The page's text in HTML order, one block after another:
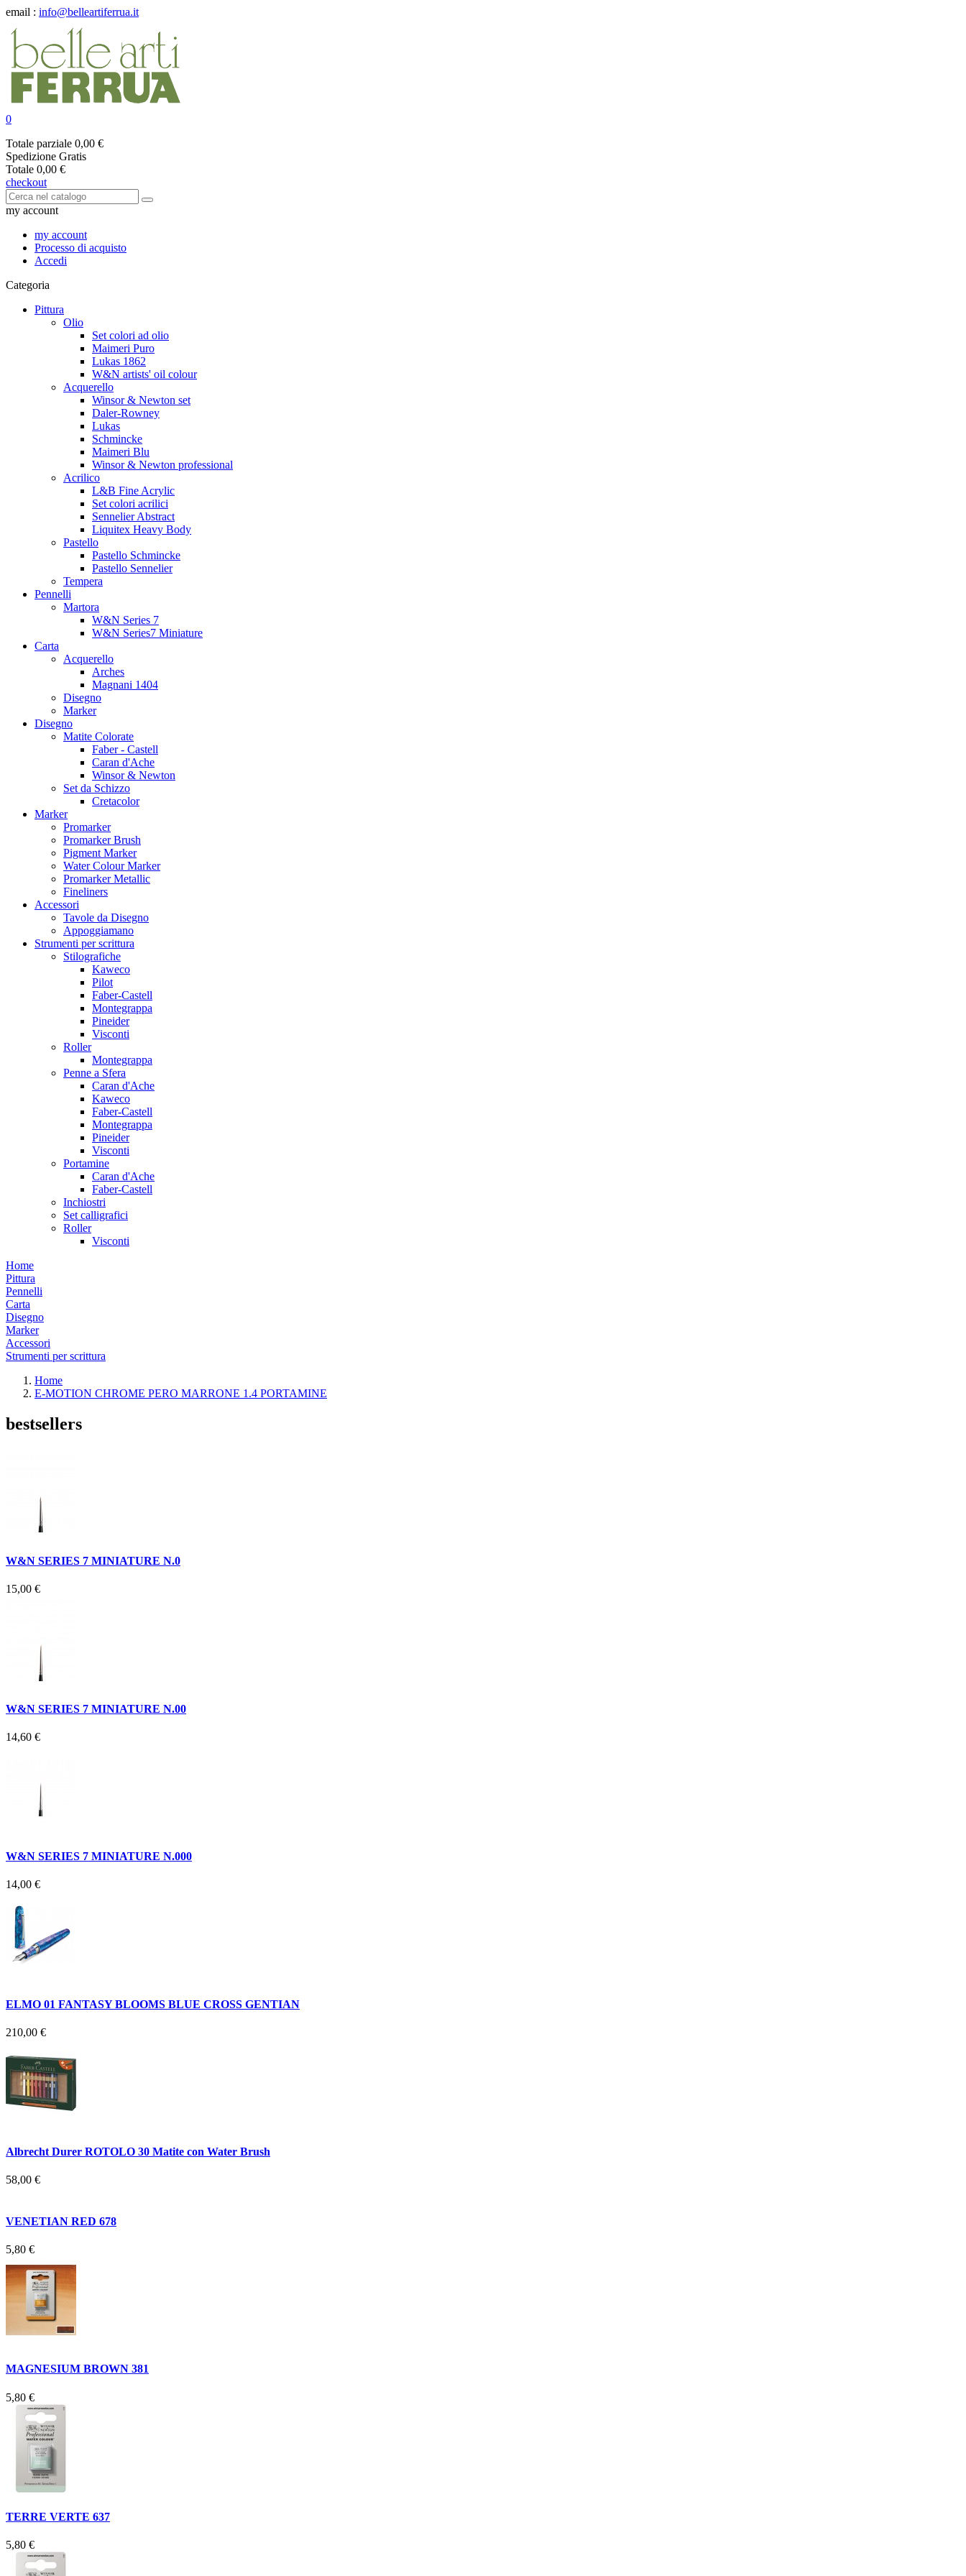
email : info@belleartiferrua.it
0
Totale parziale 0,00 €
Spedizione Gratis
Totale 0,00 €
checkout
my account
my account
Processo di acquisto
Accedi
Categoria
Pittura
Olio
Set colori ad olio
Maimeri Puro
Lukas 1862
W&N artists' oil colour
Acquerello
Winsor & Newton set
Daler-Rowney
Lukas
Schmincke
Maimeri Blu
Winsor & Newton professional
Acrilico
L&B Fine Acrylic
Set colori acrilici
Sennelier Abstract
Liquitex Heavy Body
Pastello
Pastello Schmincke
Pastello Sennelier
Tempera
Pennelli
Martora
W&N Series 7
W&N Series7 Miniature
Carta
Acquerello
Arches
Magnani 1404
Disegno
Marker
Disegno
Matite Colorate
Faber - Castell
Caran d'Ache
Winsor & Newton
Set da Schizzo
Cretacolor
Marker
Promarker
Promarker Brush
Pigment Marker
Water Colour Marker
Promarker Metallic
Fineliners
Accessori
Tavole da Disegno
Appoggiamano
Strumenti per scrittura
Stilografiche
Kaweco
Pilot
Faber-Castell
Montegrappa
Pineider
Visconti
Roller
Montegrappa
Penne a Sfera
Caran d'Ache
Kaweco
Faber-Castell
Montegrappa
Pineider
Visconti
Portamine
Caran d'Ache
Faber-Castell
Inchiostri
Set calligrafici
Roller
Visconti
Home
Pittura
Pennelli
Carta
Disegno
Marker
Accessori
Strumenti per scrittura
Home
E-MOTION CHROME PERO MARRONE 1.4 PORTAMINE
bestsellers
W&N SERIES 7 MINIATURE N.0
15,00 €
W&N SERIES 7 MINIATURE N.00
14,60 €
W&N SERIES 7 MINIATURE N.000
14,00 €
ELMO 01 FANTASY BLOOMS BLUE CROSS GENTIAN
210,00 €
Albrecht Durer ROTOLO 30 Matite con Water Brush
58,00 €
VENETIAN RED 678
5,80 €
MAGNESIUM BROWN 381
5,80 €
TERRE VERTE 637
5,80 €